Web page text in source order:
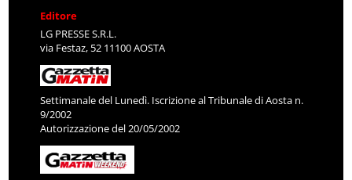
Editore
LG PRESSE S.R.L.
via Festaz, 52 11100 AOSTA
Settimanale del Lunedì. Iscrizione al Tribunale di Aosta n.
9/2002
Autorizzazione del 20/05/2002